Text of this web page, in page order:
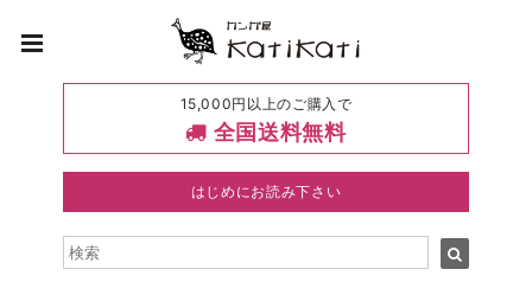
15,000円以上のご購入で
全国送料無料
はじめにお読み下さい